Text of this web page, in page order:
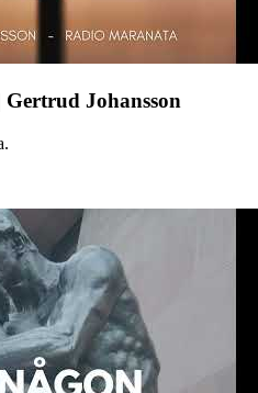
Johansson